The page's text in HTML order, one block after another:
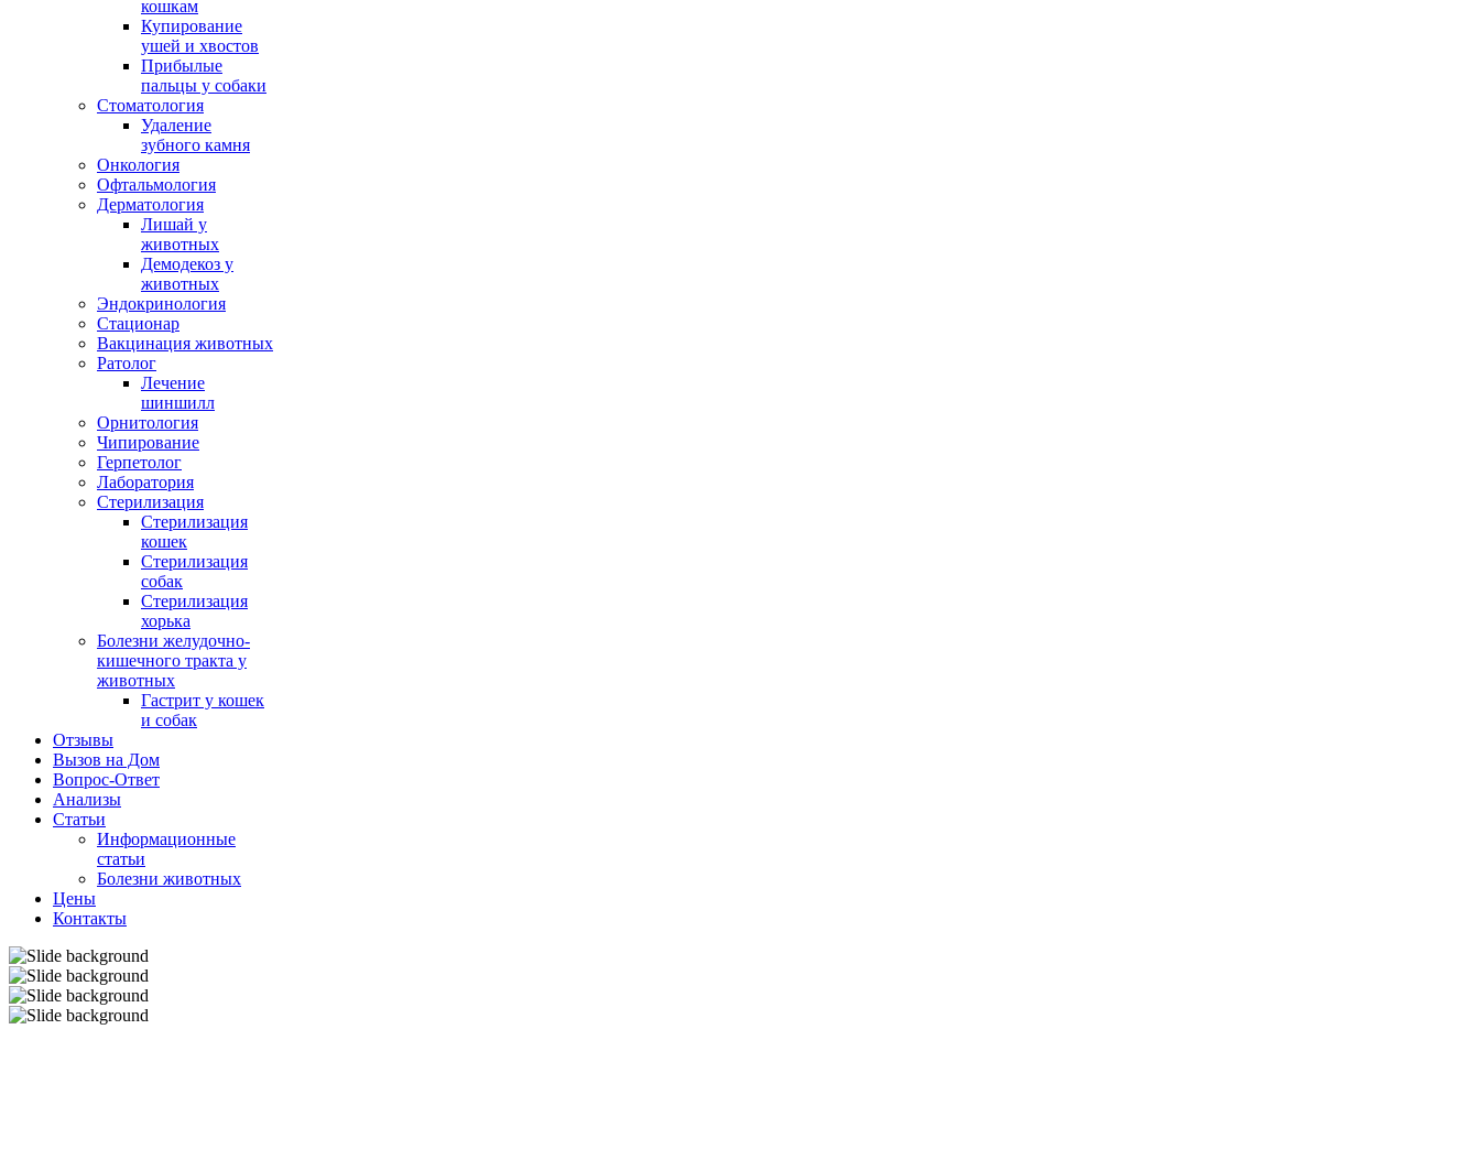
кошкам
Купирование
ушей и хвостов
Прибылые
пальцы у собаки
Стоматология
Удаление
зубного камня
Онкология
Офтальмология
Дерматология
Лишай у
животных
Демодекоз у
животных
Эндокринология
Стационар
Вакцинация животных
Ратолог
Лечение
шиншилл
Орнитология
Чипирование
Герпетолог
Лаборатория
Стерилизация
Стерилизация
кошек
Стерилизация
собак
Стерилизация
хорька
Болезни желудочно-
кишечного тракта у
животных
Гастрит у кошек
и собак
Отзывы
Вызов на Дом
Вопрос-Ответ
Анализы
Cтатьи
Информационные
статьи
Болезни животных
Цены
Контакты